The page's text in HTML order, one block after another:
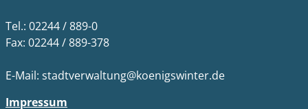
Tel.: 02244 / 889-0
Fax: 02244 / 889-378
E-Mail: stadtverwaltung@koenigswinter.de
Impressum